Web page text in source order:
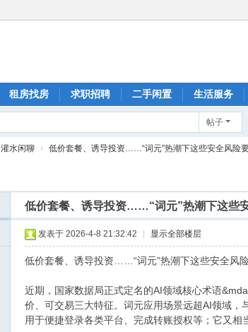
租房找房 求职招聘 二手闲置 生活服务
帖子
灌水闲聊 › 低价套餐、诱导投资……“词元”热潮下这些安全风险
低价套餐、诱导投资……“词元”热潮下这些
发表于 2026-4-8 21:32:42 显示全部楼层
低价套餐、诱导投资……“词元”热潮下这些安全风
近期，国家数据局正式定名的AI领域核心术语
价、可交易三大特征。词元应用场景远超AI领域
用于便捷登录各类平台、完成转账授权等；它又